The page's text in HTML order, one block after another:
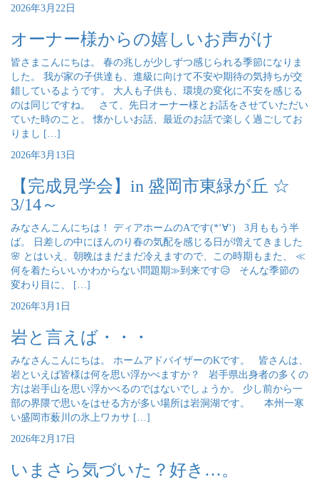
2026年3月22日
オーナー様からの嬉しいお声がけ
皆さまこんにちは。 春の兆しが少しずつ感じられる季節になりま
した。 我が家の子供達も、進級に向けて不安や期待の気持ちが交
錯しているようです。 大人も子供も、環境の変化に不安を感じる
のは同じですね。 さて、先日オーナー様とお話をさせていただい
ていた時のこと。 懐かしいお話、最近のお話で楽しく過ごしてお
りまし […]
2026年3月13日
【完成見学会】in 盛岡市東緑が丘 ☆
3/14～
みなさんこんにちは！ ディアホームのAです(*‘∀‘) 3月ももう半
ば。 日差しの中にほんのり春の気配を感じる日が増えてきました
🌸 とはいえ、朝晩はまだまだ冷えますので、この時期もまた、 ≪
何を着たらいいかわからない問題期≫到来です😥 そんな季節の
変わり目に、 […]
2026年3月1日
岩と言えば・・・
みなさんこんにちは。 ホームアドバイザーのKです。 皆さんは、
岩といえば皆様は何を思い浮かべますか？ 岩手県出身者の多くの
方は岩手山を思い浮かべるのではないでしょうか。 少し前から一
部の界隈で思いをはせる方が多い場所は岩洞湖です。 本州一寒
い盛岡市薮川の氷上ワカサ […]
2026年2月17日
いまさら気づいた？好き…。